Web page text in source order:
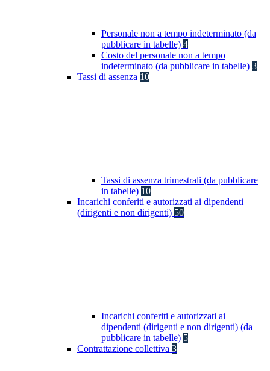
Personale non a tempo indeterminato (da
pubblicare in tabelle) 4
Costo del personale non a tempo
indeterminato (da pubblicare in tabelle) 3
Tassi di assenza 10
Tassi di assenza trimestrali (da pubblicare
in tabelle) 10
Incarichi conferiti e autorizzati ai dipendenti
(dirigenti e non dirigenti) 50
Incarichi conferiti e autorizzati ai
dipendenti (dirigenti e non dirigenti) (da
pubblicare in tabelle) 5
Contrattazione collettiva 3